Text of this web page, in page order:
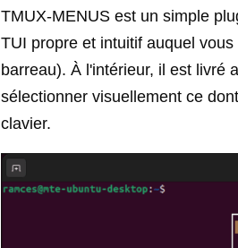
TMUX-MENUS est un simple
TUI propre et intuitif auquel
barreau). À l'intérieur, il est livré
sélectionner visuellement ce
clavier.